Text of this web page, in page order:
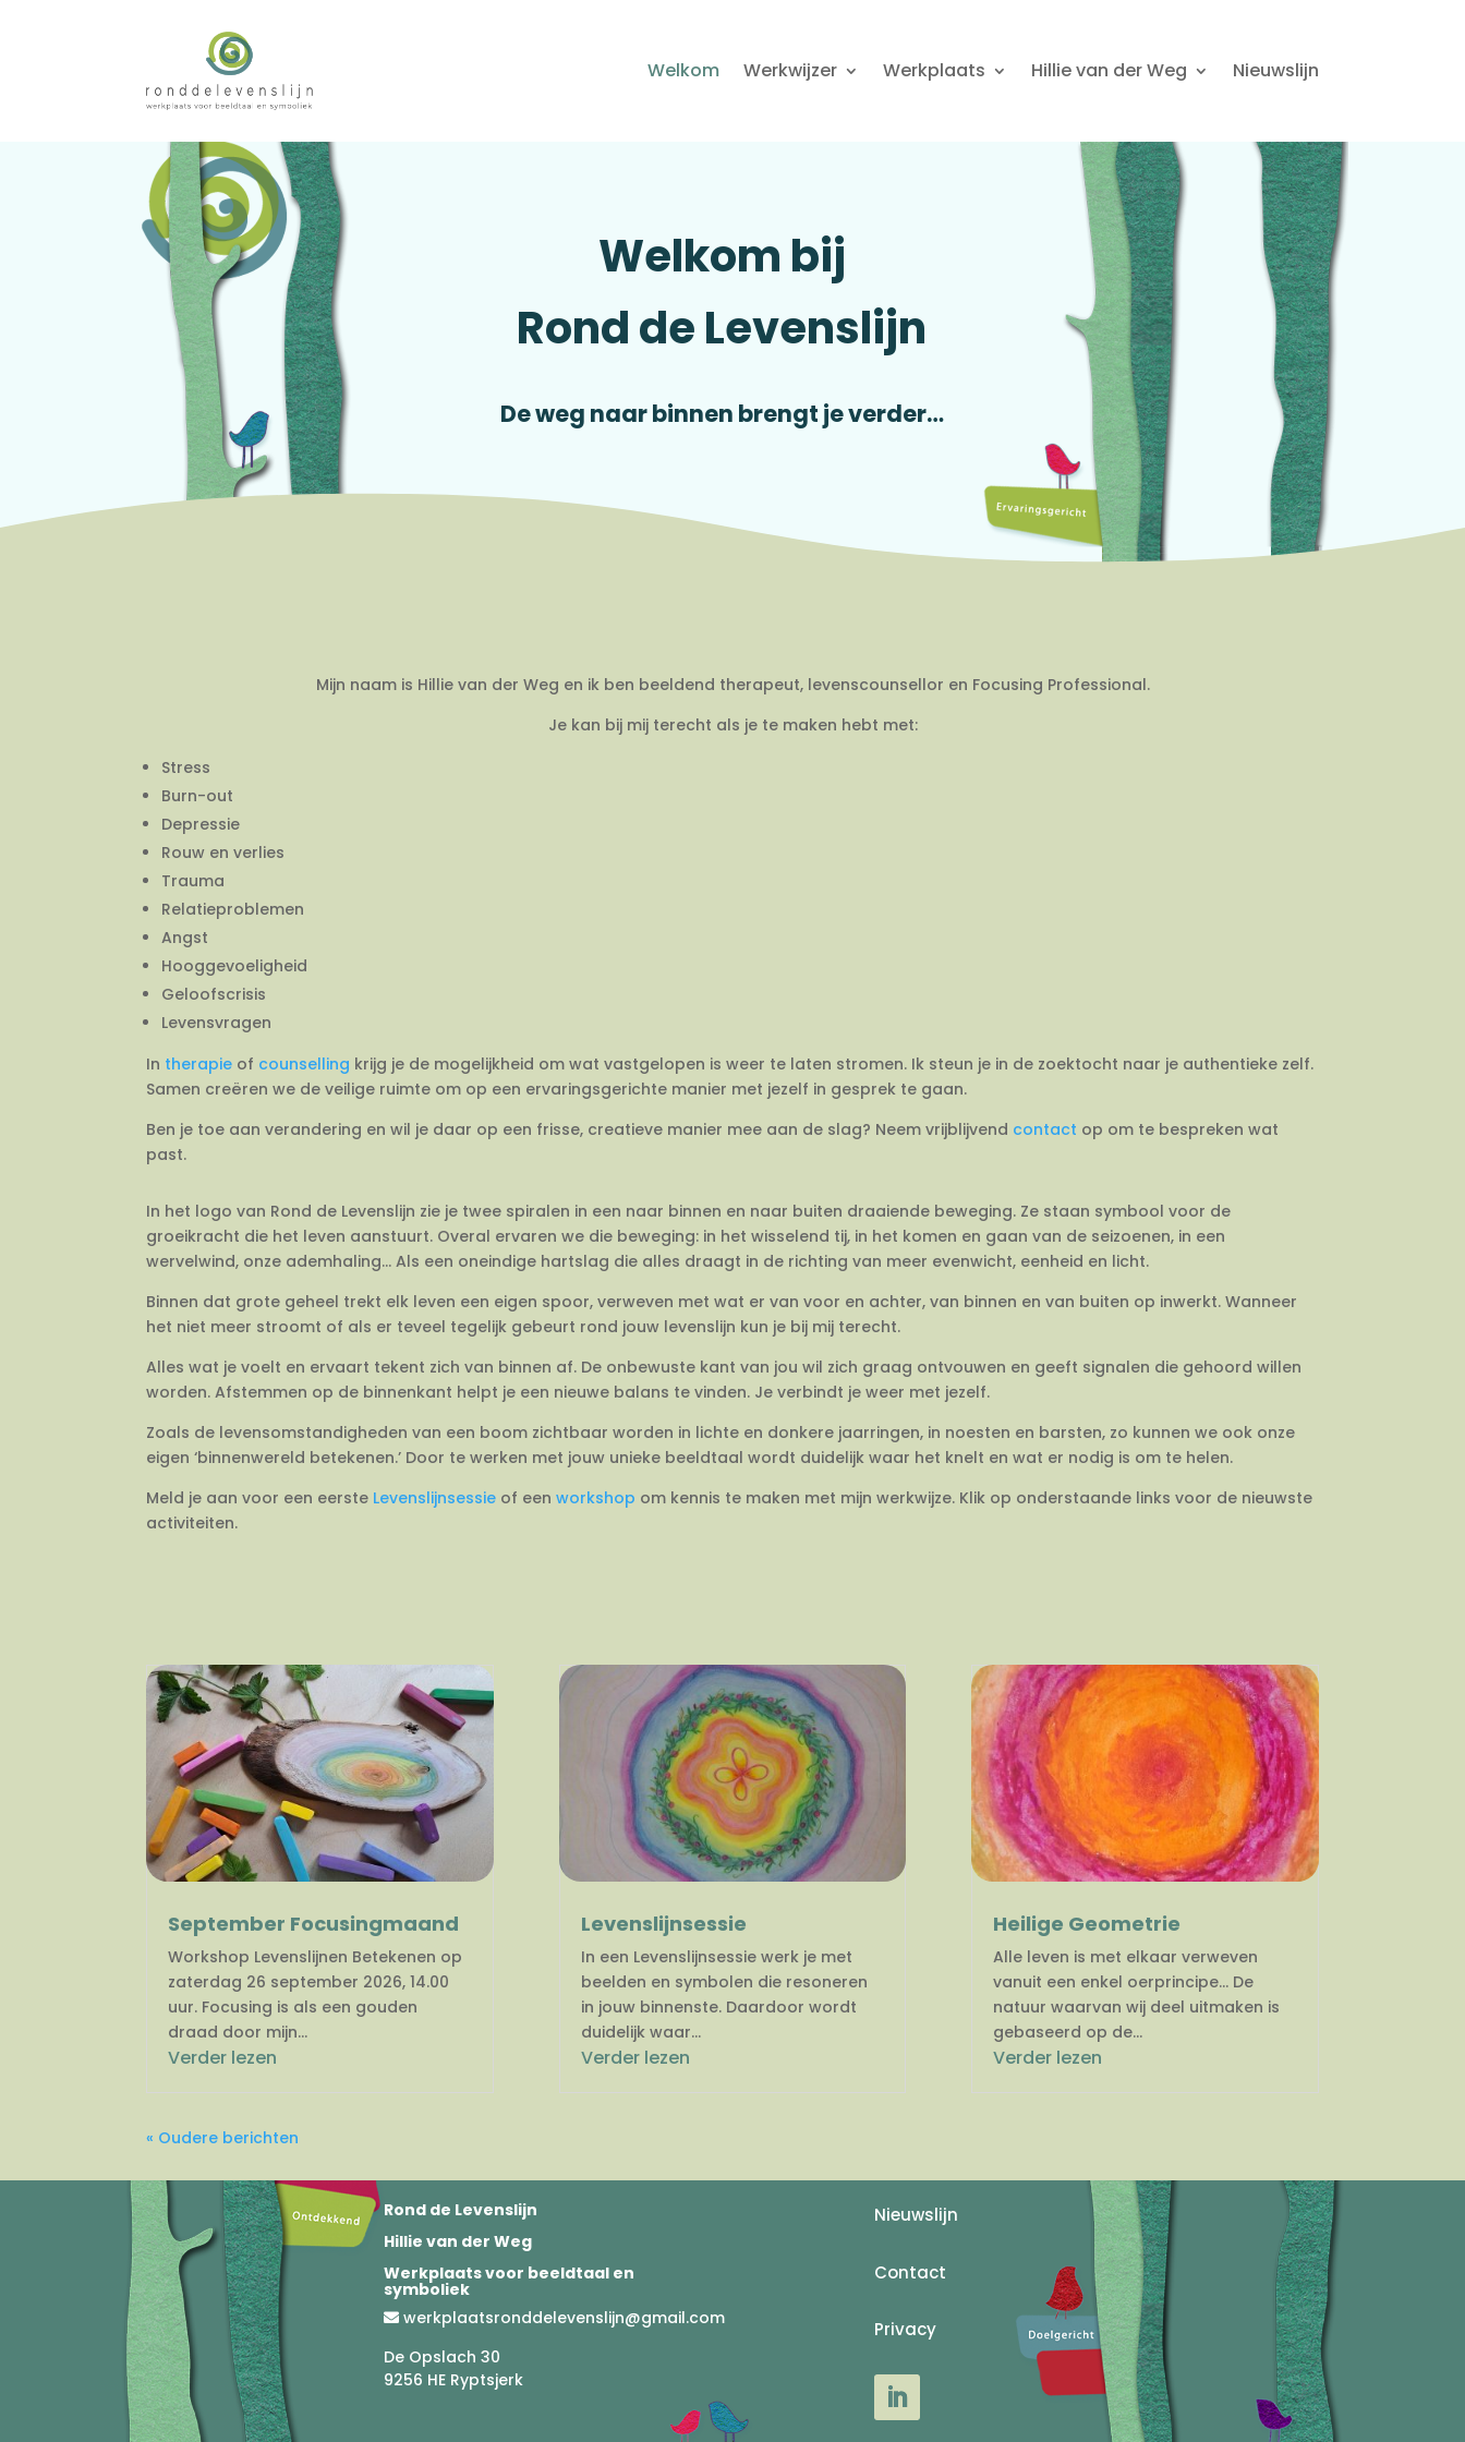
Welkom Werkwijzer Werkplaats Hillie van der Weg Nieuwslijn
Welkom bij
Rond de Levenslijn
De weg naar binnen brengt je verder…
Mijn naam is Hillie van der Weg en ik ben beeldend therapeut, levenscounsellor en Focusing Professional.
Je kan bij mij terecht als je te maken hebt met:
Stress
Burn-out
Depressie
Rouw en verlies
Trauma
Relatieproblemen
Angst
Hooggevoeligheid
Geloofscrisis
Levensvragen
In therapie of counselling krijg je de mogelijkheid om wat vastgelopen is weer te laten stromen. Ik steun je in de zoektocht naar je authentieke zelf.
Samen creëren we de veilige ruimte om op een ervaringsgerichte manier met jezelf in gesprek te gaan.
Ben je toe aan verandering en wil je daar op een frisse, creatieve manier mee aan de slag? Neem vrijblijvend contact op om te bespreken wat
past.
In het logo van Rond de Levenslijn zie je twee spiralen in een naar binnen en naar buiten draaiende beweging. Ze staan symbool voor de
groeikracht die het leven aanstuurt. Overal ervaren we die beweging: in het wisselend tij, in het komen en gaan van de seizoenen, in een
wervelwind, onze ademhaling… Als een oneindige hartslag die alles draagt in de richting van meer evenwicht, eenheid en licht.
Binnen dat grote geheel trekt elk leven een eigen spoor, verweven met wat er van voor en achter, van binnen en van buiten op inwerkt. Wanneer
het niet meer stroomt of als er teveel tegelijk gebeurt rond jouw levenslijn kun je bij mij terecht.
Alles wat je voelt en ervaart tekent zich van binnen af. De onbewuste kant van jou wil zich graag ontvouwen en geeft signalen die gehoord willen
worden. Afstemmen op de binnenkant helpt je een nieuwe balans te vinden. Je verbindt je weer met jezelf.
Zoals de levensomstandigheden van een boom zichtbaar worden in lichte en donkere jaarringen, in noesten en barsten, zo kunnen we ook onze
eigen ‘binnenwereld betekenen.’ Door te werken met jouw unieke beeldtaal wordt duidelijk waar het knelt en wat er nodig is om te helen.
Meld je aan voor een eerste Levenslijnsessie of eenworkshop om kennis te maken met mijn werkwijze. Klik op onderstaande links voor de nieuwste
activiteiten.
September Focusingmaand
Workshop Levenslijnen Betekenen op
zaterdag 26 september 2026, 14.00
uur. Focusing is als een gouden
draad door mijn...
Verder lezen
Levenslijnsessie
In een Levenslijnsessie werk je met
beelden en symbolen die resoneren
in jouw binnenste. Daardoor wordt
duidelijk waar...
Verder lezen
Heilige Geometrie
Alle leven is met elkaar verweven
vanuit een enkel oerprincipe… De
natuur waarvan wij deel uitmaken is
gebaseerd op de...
Verder lezen
« Oudere berichten
Rond de Levenslijn
Hillie van der Weg
Werkplaats voor beeldtaal en
symboliek
werkplaatsronddelevenslijn@gmail.com
De Opslach 30
9256 HE Ryptsjerk
Nieuwslijn
Contact
Privacy